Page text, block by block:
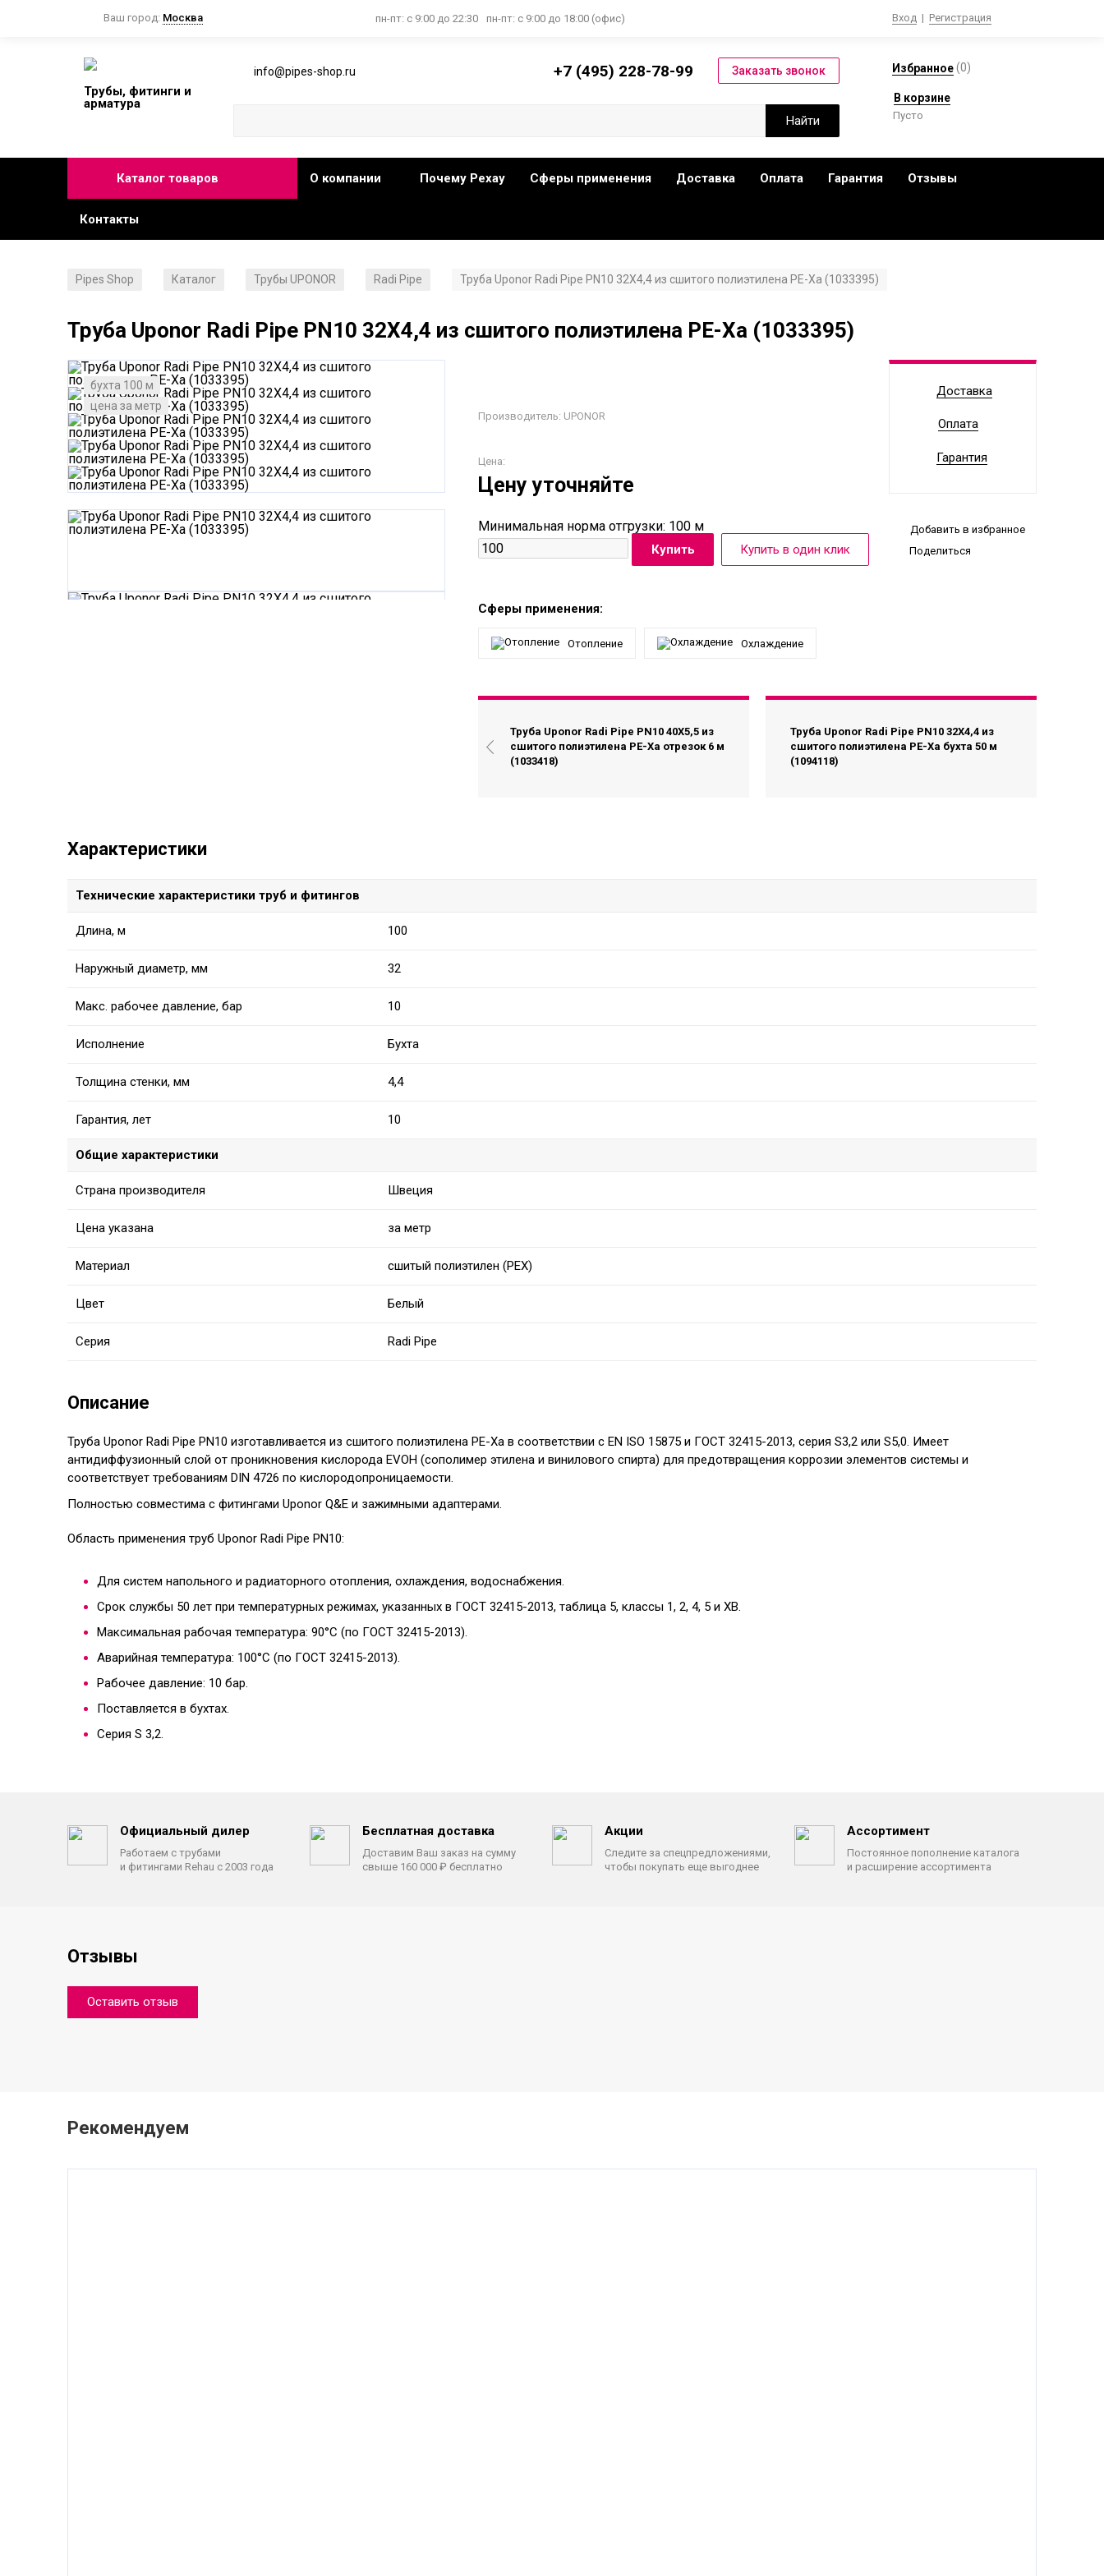
Ваш город: Москва пн-пт: с 9:00 до 22:30 пн-пт: с 9:00 до 18:00 (офис) Вход | Регистрация
Трубы, фитинги и
арматура
info@pipes-shop.ru +7 (495) 228-78-99 Избранное(0)
В корзине
Пусто
Каталог товаров О компании Почему Рехау Сферы применения Доставка Оплата Гарантия Отзывы
Контакты
Pipes Shop Каталог Трубы UPONOR Radi Pipe Труба Uponor Radi Pipe PN10 32X4,4 из сшитого полиэтилена PE-Xa (1033395)
Труба Uponor Radi Pipe PN10 32X4,4 из сшитого полиэтилена PE-Xa (1033395)
бухта 100 м
цена за метр
Производитель: UPONOR
Цена:
Цену уточняйте
Минимальная норма отгрузки: 100 м
Доставка
Оплата
Гарантия
Добавить в избранное
Поделиться
Сферы применения:
Отопление Охлаждение
Труба Uponor Radi Pipe PN10 40X5,5 из
сшитого полиэтилена PE-Xa отрезок 6 м
(1033418)
Труба Uponor Radi Pipe PN10 32X4,4 из
сшитого полиэтилена PE-Xa бухта 50 м
(1094118)
Характеристики
Технические характеристики труб и фитингов
Длина, м 100
Наружный диаметр, мм 32
Макс. рабочее давление, бар 10
Исполнение Бухта
Толщина стенки, мм 4,4
Гарантия, лет 10
Общие характеристики
Страна производителя Швеция
Цена указана за метр
Материал сшитый полиэтилен (PEX)
Цвет Белый
Серия Radi Pipe
Описание
Труба Uponor Radi Pipe PN10 изготавливается из сшитого полиэтилена PE-Xa в соответствии с EN ISO 15875 и ГОСТ 32415-2013, серия S3,2 или S5,0. Имеет
антидиффузионный слой от проникновения кислорода EVOH (сополимер этилена и винилового спирта) для предотвращения коррозии элементов системы и
соответствует требованиям DIN 4726 по кислородопроницаемости.
Полностью совместима с фитингами Uponor Q&E и зажимными адаптерами.
Область применения труб Uponor Radi Pipe PN10:
Для систем напольного и радиаторного отопления, охлаждения, водоснабжения.
Срок службы 50 лет при температурных режимах, указанных в ГОСТ 32415-2013, таблица 5, классы 1, 2, 4, 5 и ХВ.
Максимальная рабочая температура: 90°C (по ГОСТ 32415-2013).
Аварийная температура: 100°C (по ГОСТ 32415-2013).
Рабочее давление: 10 бар.
Поставляется в бухтах.
Серия S 3,2.
Официальный дилер
Работаем с трубами
и фитингами Rehau с 2003 года
Бесплатная доставка
Доставим Ваш заказ на сумму
свыше 160 000 ₽ бесплатно
Акции
Следите за спецпредложениями,
чтобы покупать еще выгоднее
Ассортимент
Постоянное пополнение каталога
и расширение ассортимента
Отзывы
Оставить отзыв
Рекомендуем